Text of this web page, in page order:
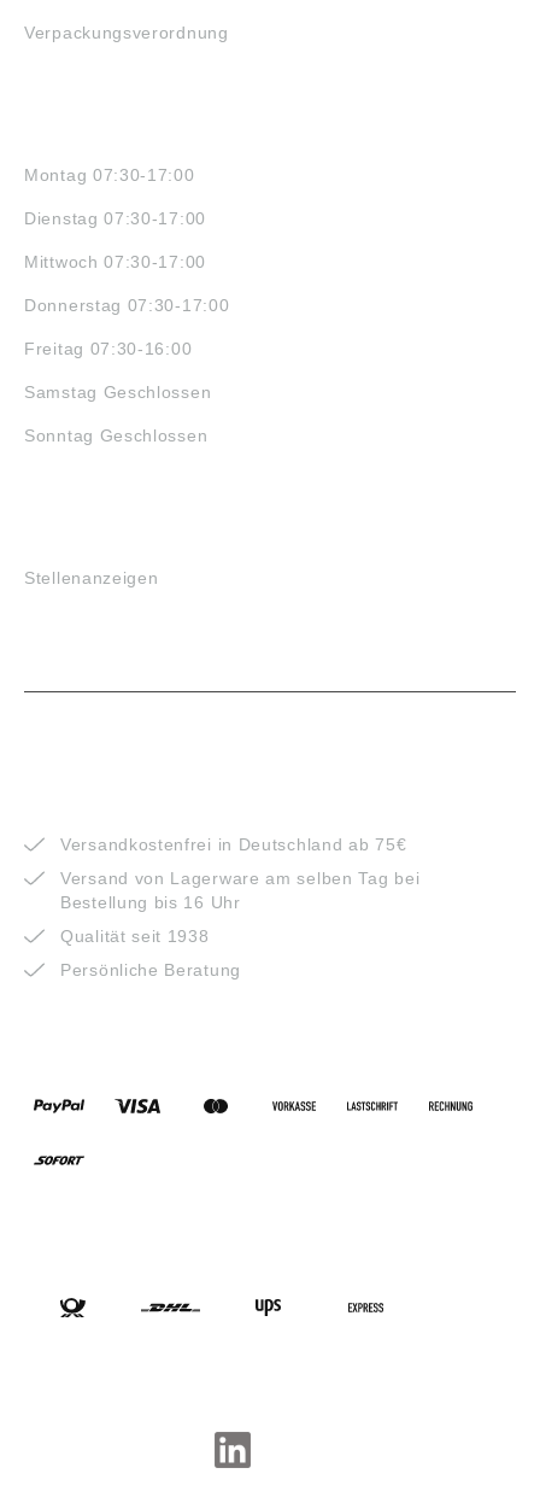
Verpackungsverordnung
Montag 07:30-17:00
Dienstag 07:30-17:00
Mittwoch 07:30-17:00
Donnerstag 07:30-17:00
Freitag 07:30-16:00
Samstag Geschlossen
Sonntag Geschlossen
Stellenanzeigen
Versandkostenfrei in Deutschland ab 75€
Versand von Lagerware am selben Tag bei
Bestellung bis 16 Uhr
Qualität seit 1938
Persönliche Beratung